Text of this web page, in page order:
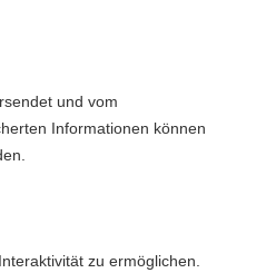
und vom
Informationen können
zu ermöglichen.